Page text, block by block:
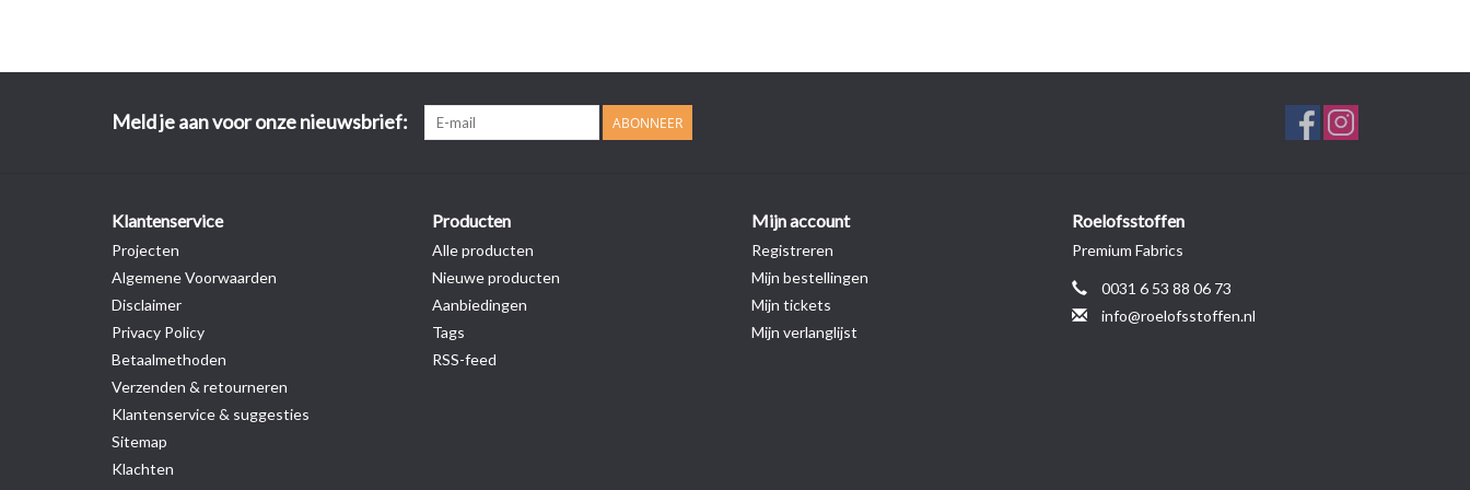
Meld je aan voor onze nieuwsbrief: ABONNEER
Klantenservice
Projecten
Algemene Voorwaarden
Disclaimer
Privacy Policy
Betaalmethoden
Verzenden & retourneren
Klantenservice & suggesties
Sitemap
Klachten
Producten
Alle producten
Nieuwe producten
Aanbiedingen
Tags
RSS-feed
Mijn account
Registreren
Mijn bestellingen
Mijn tickets
Mijn verlanglijst
Roelofsstoffen
Premium Fabrics
0031 6 53 88 06 73
info@roelofsstoffen.nl